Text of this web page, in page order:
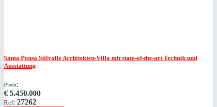
Santa Ponsa Stilvolle Architekten-Villa mit state-of-the-art Technik und
Ausstattung
Preis:
€ 5.450.000
Ref: 27262